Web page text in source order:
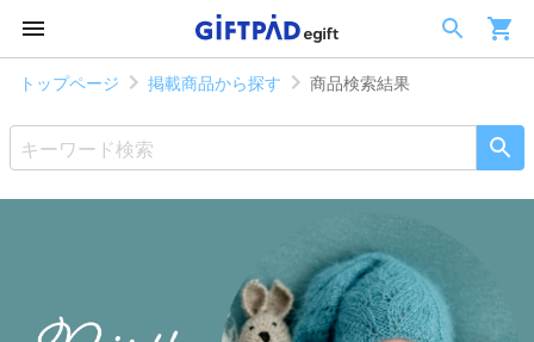
トップページ 掲載商品から探す 商品検索結果